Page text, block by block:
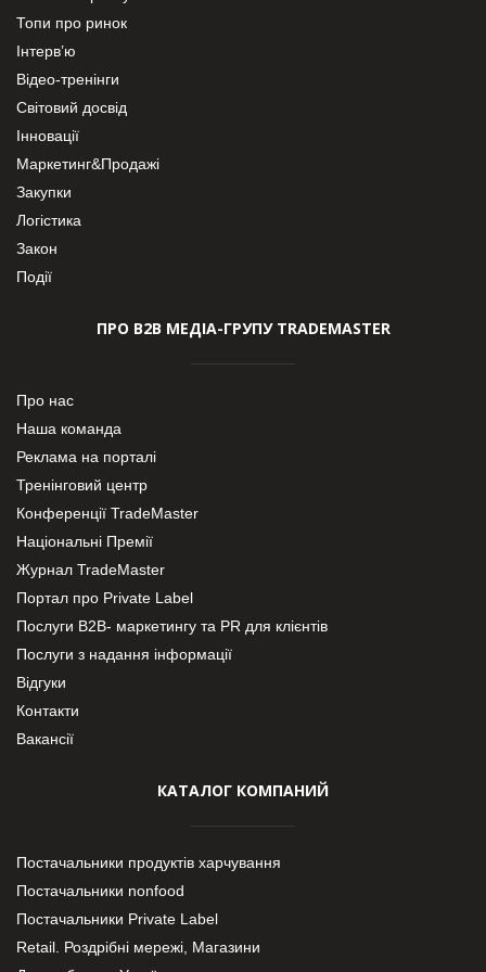
Топи про ринок
Інтерв’ю
Відео-тренінги
Світовий досвід
Інновації
Маркетинг&Продажі
Закупки
Логістика
Закон
Події
ПРО В2В МЕДІА-ГРУПУ TRADEMASTER
Про нас
Наша команда
Реклама на порталі
Тренінговий центр
Конференції TradeMaster
Національні Премії
Журнал TradeMaster
Портал про Private Label
Послуги В2В- маркетингу та PR для клієнтів
Послуги з надання інформації
Відгуки
Контакти
Вакансії
КАТАЛОГ КОМПАНИЙ
Постачальники продуктів харчування
Постачальники nonfood
Постачальники Private Label
Retail. Роздрібні мережі, Магазини